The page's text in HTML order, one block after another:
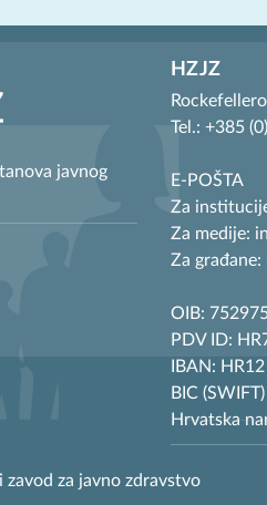
javnog
HZJZ
Tel.: +385
E-POŠTA
Za
Za medije:
Za građane:
OIB:
PDV ID:
IBAN:
BIC
Hrvatska
za javno zdravstvo